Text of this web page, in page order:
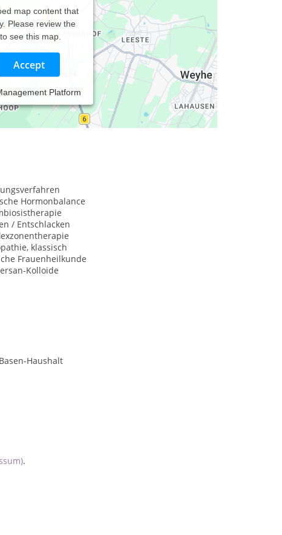
map content that
Please review the
see this map.
Accept
Platform
Hormonbalance
/ Entschlacken
klassisch
Frauenheilkunde
Kolloide
Haushalt
.